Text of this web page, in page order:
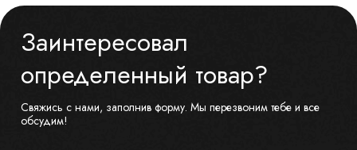
Заинтересовал
определенный товар?
Свяжись с нами, заполнив форму. Мы перезвоним тебе и все
обсудим!